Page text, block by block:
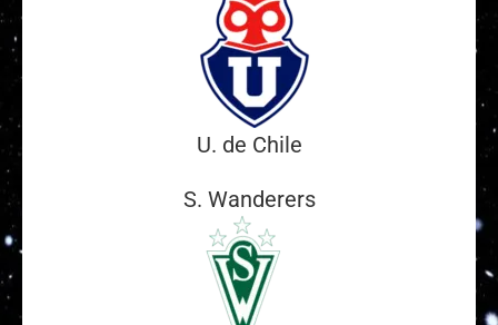
U. de Chile
S. Wanderers